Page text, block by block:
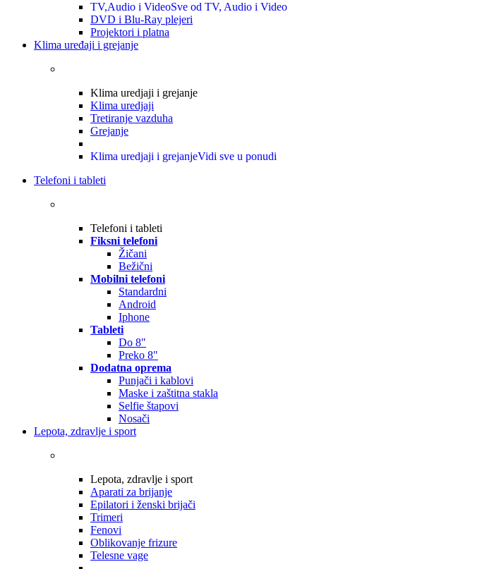
TV,Audio i VideoSve od TV, Audio i Video
DVD i Blu-Ray plejeri
Projektori i platna
Klima uređaji i grejanje
Klima uredjaji i grejanje
Klima uredjaji
Tretiranje vazduha
Grejanje
Klima uredjaji i grejanjeVidi sve u ponudi
Telefoni i tableti
Telefoni i tableti
Fiksni telefoni
Žičani
Bežični
Mobilni telefoni
Standardni
Android
Iphone
Tableti
Do 8"
Preko 8"
Dodatna oprema
Punjači i kablovi
Maske i zaštitna stakla
Selfie štapovi
Nosači
Lepota, zdravlje i sport
Lepota, zdravlje i sport
Aparati za brijanje
Epilatori i ženski brijači
Trimeri
Fenovi
Oblikovanje frizure
Telesne vage